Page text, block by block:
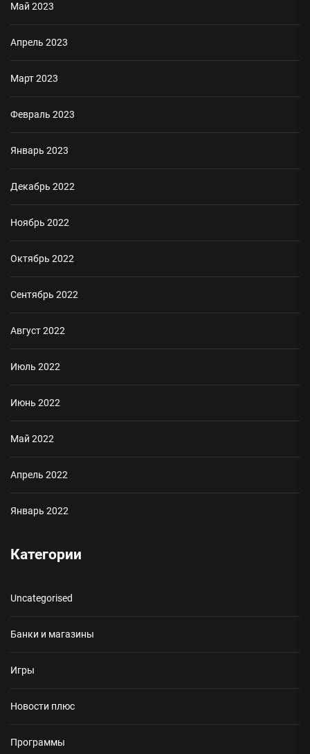
Май 2023
Апрель 2023
Март 2023
Февраль 2023
Январь 2023
Декабрь 2022
Ноябрь 2022
Октябрь 2022
Сентябрь 2022
Август 2022
Июль 2022
Июнь 2022
Май 2022
Апрель 2022
Январь 2022
Категории
Uncategorised
Банки и магазины
Игры
Новости плюс
Программы